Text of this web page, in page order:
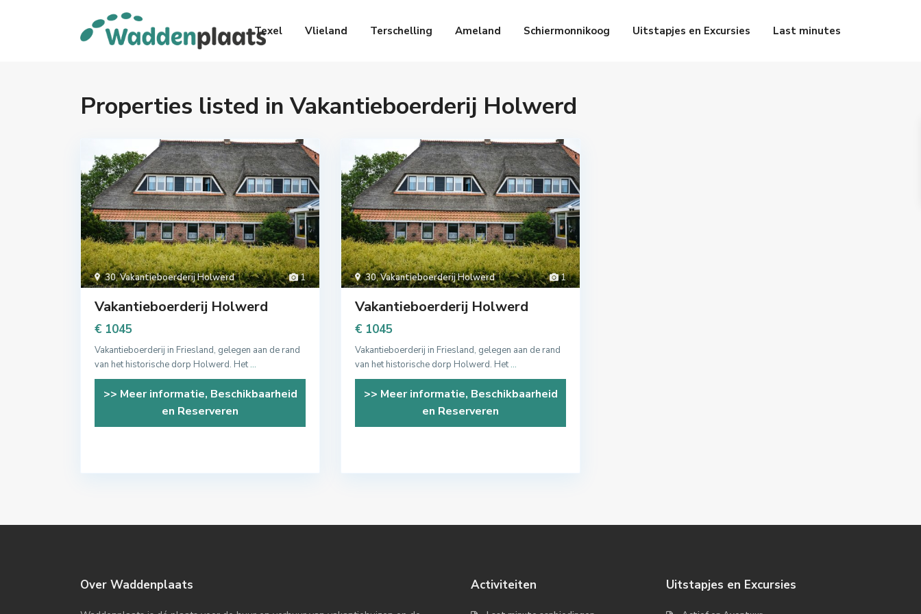
Texel Vlieland Terschelling Ameland Schiermonnikoog Uitstapjes en Excursies Last minutes
Properties listed in Vakantieboerderij Holwerd
1
30,Vakantieboerderij Holwerd
Vakantieboerderij Holwerd
€ 1045
Vakantieboerderij in Friesland, gelegen aan de rand
van het historische dorp Holwerd. Het...
>> Meer informatie, Beschikbaarheid
en Reserveren
1
30,Vakantieboerderij Holwerd
Vakantieboerderij Holwerd
€ 1045
Vakantieboerderij in Friesland, gelegen aan de rand
van het historische dorp Holwerd. Het...
>> Meer informatie, Beschikbaarheid
en Reserveren
Over Waddenplaats Activiteiten Uitstapjes en Excursies